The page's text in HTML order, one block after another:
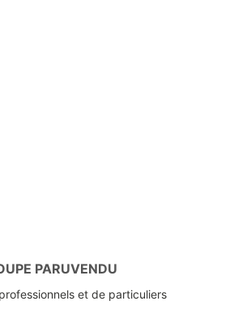
PARUVENDU
et de particuliers